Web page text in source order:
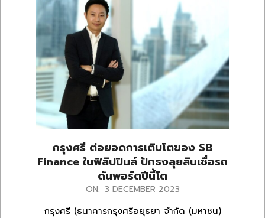
กรุงศรี ต่อยอดการเติบโตของ SB
Finance ในฟิลิปปินส์ ปักธงลุยสินเชื่อรถ
ดันพอร์ตปีนี้โต
ON: 3 DECEMBER 2023
กรุงศรี (ธนาคารกรุงศรีอยุธยา จำกัด (มหาชน)